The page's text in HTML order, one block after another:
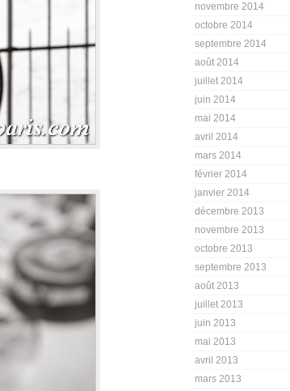
novembre 2014
octobre 2014
septembre 2014
août 2014
juillet 2014
juin 2014
mai 2014
avril 2014
mars 2014
février 2014
janvier 2014
décembre 2013
novembre 2013
octobre 2013
septembre 2013
août 2013
juillet 2013
juin 2013
mai 2013
avril 2013
mars 2013